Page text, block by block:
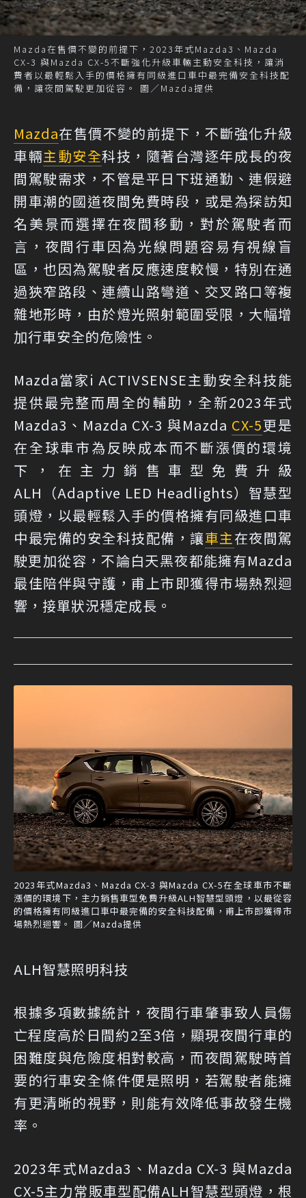
Mazda在售價不變的前提下，2023年式Mazda3、Mazda
CX-3 與Mazda CX-5不斷強化升級車輛主動安全科技，讓消
費者以最輕鬆入手的價格擁有同級進口車中最完備安全科技配
備，讓夜間駕駛更加從容。 圖／Mazda提供
Mazda在售價不變的前提下，不斷強化升級
車輛主動安全科技，隨著台灣逐年成長的夜
間駕駛需求，不管是平日下班通勤、連假避
開車潮的國道夜間免費時段，或是為探訪知
名美景而選擇在夜間移動，對於駕駛者而
言，夜間行車因為光線問題容易有視線盲
區，也因為駕駛者反應速度較慢，特別在通
過狹窄路段、連續山路彎道、交叉路口等複
雜地形時，由於燈光照射範圍受限，大幅增
加行車安全的危險性。
Mazda當家i ACTIVSENSE主動安全科技能
提供最完整而周全的輔助，全新2023年式
Mazda3、Mazda CX-3 與Mazda CX-5更是
在全球車市為反映成本而不斷漲價的環境
下，在主力銷售車型免費升級
ALH（Adaptive LED Headlights）智慧型
頭燈，以最輕鬆入手的價格擁有同級進口車
中最完備的安全科技配備，讓車主在夜間駕
駛更加從容，不論白天黑夜都能擁有Mazda
最佳陪伴與守護，甫上市即獲得市場熱烈迴
響，接單狀況穩定成長。
2023年式Mazda3、Mazda CX-3 與Mazda CX-5在全球車市不斷
漲價的環境下，主力銷售車型免費升級ALH智慧型頭燈，以最從容
的價格擁有同級進口車中最完備的安全科技配備，甫上市即獲得市
場熱烈迴響。 圖／Mazda提供
ALH智慧照明科技
根據多項數據統計，夜間行車肇事致人員傷
亡程度高於日間約2至3倍，顯現夜間行車的
困難度與危險度相對較高，而夜間駕駛時首
要的行車安全條件便是照明，若駕駛者能擁
有更清晰的視野，則能有效降低事故發生機
率。
2023年式Mazda3、Mazda CX-3 與Mazda
CX-5主力常販車型配備ALH智慧型頭燈，根